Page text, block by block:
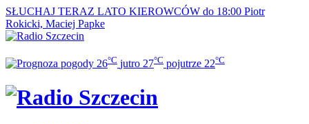
SŁUCHAJ TERAZ LATO KIEROWCÓW do 18:00 Piotr
Rokicki, Maciej Papke
26°C jutro 27°C pojutrze 22°C